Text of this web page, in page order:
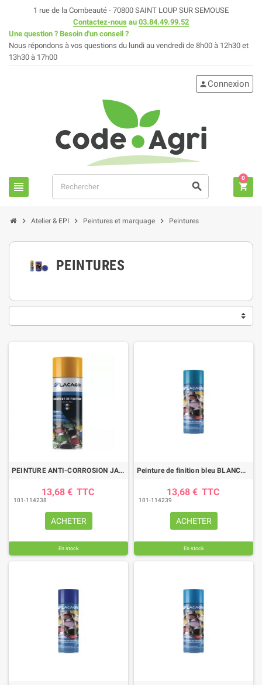
1 rue de la Combeauté - 70800 SAINT LOUP SUR SEMOUSE
Contactez-nous au 03.84.49.99.52
Une question ? Besoin d'un conseil ?
Nous répondons à vos questions du lundi au vendredi de 8h00 à 12h30 et
13h30 à 17h00
view_headline search
person Connexion
shopping_cart
0
chevron_right Atelier & EPI chevron_right Peintures et marquage chevron_right Peintures
PEINTURES
PEINTURE ANTI-CORROSION JAUNE RAL 1028 AEROSOL 400ML
13,68 € TTC
101-114238
ACHETER
En stock
Peinture de finition bleu BLANCHARD aérosol 400ml
13,68 € TTC
101-114239
ACHETER
En stock